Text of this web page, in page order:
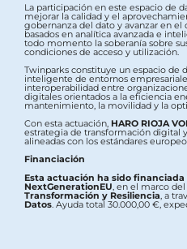
La participación en este espacio de
mejorar la calidad y el
gobernanza del dato y avanzar en el
basados en analítica avanzada e
todo momento la soberanía sobre
condiciones de acceso y utilización.
Twinparks constituye un espacio de
inteligente de entornos
interoperabilidad entre
digitales orientados a la eficiencia
mantenimiento, la movilidad y la
Con esta actuación, HARO RIOJA
estrategia de transformación digital
alineadas con los estándares
Financiación
Esta actuación ha sido financiada
NextGenerationEU , en el marco del
Transformación y Resiliencia , a
Datos . Ayuda total 30.000,00 €,